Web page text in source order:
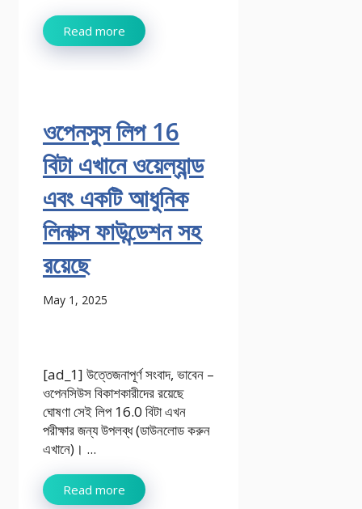
Read more
ওপেনসুস লিপ 16
বিটা এখানে ওয়েল্যান্ড
এবং একটি আধুনিক
লিনাক্স ফাউন্ডেশন সহ
রয়েছে
May 1, 2025
[ad_1] উত্তেজনাপূর্ণ সংবাদ, ভাবেন –
ওপেনসিউস বিকাশকারীদের রয়েছে
ঘোষণা সেই লিপ 16.0 বিটা এখন
পরীক্ষার জন্য উপলব্ধ (ডাউনলোড করুন
এখানে)। ...
Read more